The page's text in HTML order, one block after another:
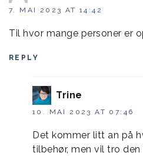
7. MAI 2023 AT 14:42
Til hvor mange personer er
REPLY
Trine
10. MAI 2023 AT 07:46
Det kommer litt an på
tilbehør, men vil tro den